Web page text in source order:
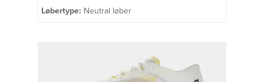
Løbertype: Neutral løber